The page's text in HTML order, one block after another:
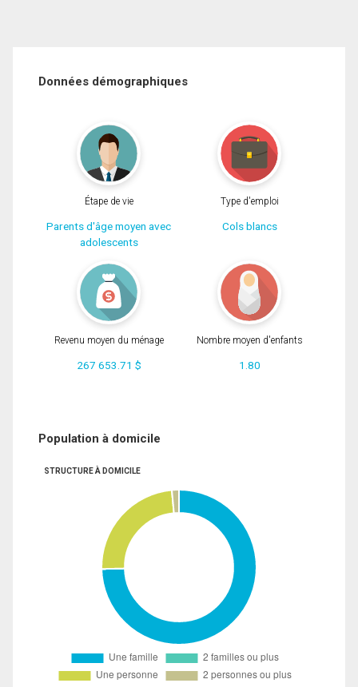
Données démographiques
Étape de vie
Parents d'âge moyen avec
adolescents
Type d'emploi
Cols blancs
Revenu moyen du ménage
267 653.71 $
Nombre moyen d'enfants
1.80
Population à domicile
STRUCTURE À DOMICILE